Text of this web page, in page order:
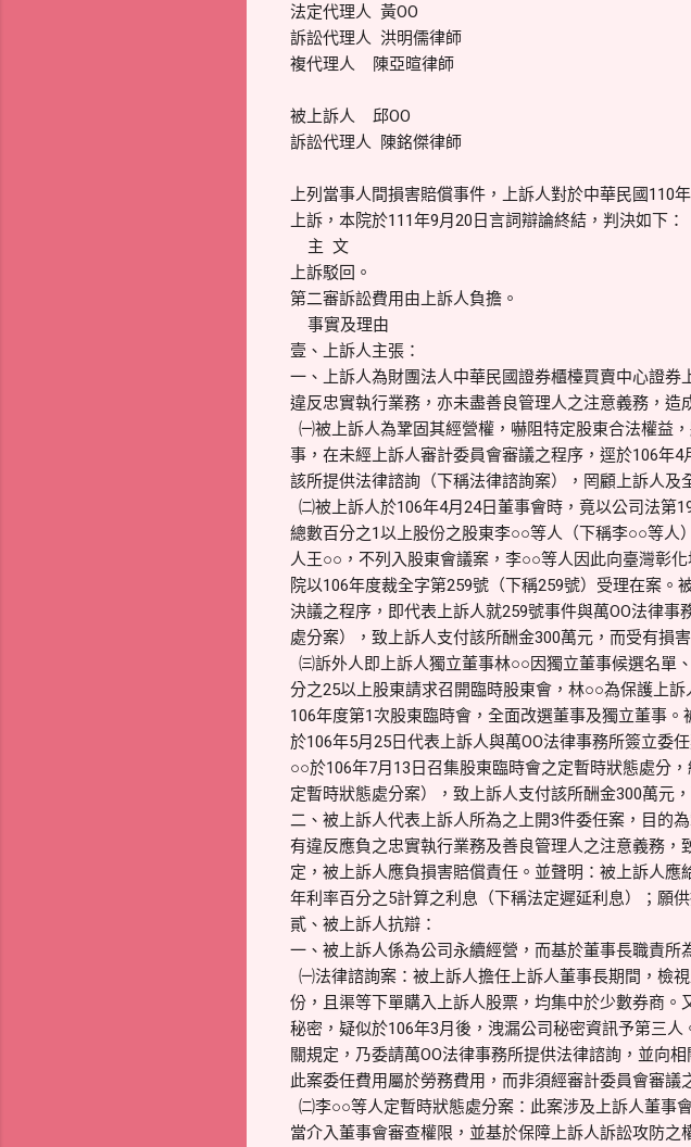
法定代理人 黃OO
訴訟代理人 洪明儒律師
複代理人 陳亞暄律師
被上訴人 邱OO
訴訟代理人 陳銘傑律師
上列當事人間損害賠償事件，上訴人對於中華民國110
上訴，本院於111年9月20日言詞辯論終結，判決如下：
主 文
上訴駁回。
第二審訴訟費用由上訴人負擔。
事實及理由
壹、上訴人主張：
一、上訴人為財團法人中華民國證券櫃檯買賣中心證券
違反忠實執行業務，亦未盡善良管理人之注意義務，造
㈠被上訴人為鞏固其經營權，嚇阻特定股東合法權益
事，在未經上訴人審計委員會審議之程序，逕於106年
該所提供法律諮詢（下稱法律諮詢案），罔顧上訴人及
㈡被上訴人於106年4月24日董事會時，竟以公司法第
總數百分之1以上股份之股東李○○等人（下稱李○○等
人王○○，不列入股東會議案，李○○等人因此向臺灣彰
院以106年度裁全字第259號（下稱259號）受理在案
決議之程序，即代表上訴人就259號事件與萬OO法律
處分案），致上訴人支付該所酬金300萬元，而受有損害
㈢訴外人即上訴人獨立董事林○○因獨立董事候選名單
分之25以上股東請求召開臨時股東會，林○○為保護上
106年度第1次股東臨時會，全面改選董事及獨立董事
於106年5月25日代表上訴人與萬OO法律事務所簽立委
○○於106年7月13日召集股東臨時會之定暫時狀態處分
定暫時狀態處分案），致上訴人支付該所酬金300萬元
二、被上訴人代表上訴人所為之上開3件委任案，目的
有違反應負之忠實執行業務及善良管理人之注意義務
定，被上訴人應負損害賠償責任。並聲明：被上訴人
年利率百分之5計算之利息（下稱法定遲延利息）；願
貳、被上訴人抗辯：
一、被上訴人係為公司永續經營，而基於董事長職責所
㈠法律諮詢案：被上訴人擔任上訴人董事長期間，檢
份，且渠等下單購入上訴人股票，均集中於少數券商
秘密，疑似於106年3月後，洩漏公司秘密資訊予第三
關規定，乃委請萬OO法律事務所提供法律諮詢，並向
此案委任費用屬於勞務費用，而非須經審計委員會審
㈡李○○等人定暫時狀態處分案：此案涉及上訴人董事
當介入董事會審查權限，並基於保障上訴人訴訟攻防